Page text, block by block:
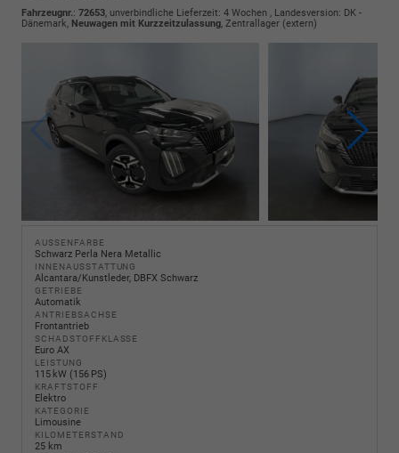
Fahrzeugnr.: 72653, unverbindliche Lieferzeit: 4 Wochen , Landesversion: DK -
Dänemark, Neuwagen mit Kurzzeitzulassung, Zentrallager (extern)
AUSSENFARBE
Schwarz Perla Nera Metallic
INNENAUSSTATTUNG
Alcantara/Kunstleder, DBFX Schwarz
GETRIEBE
Automatik
ANTRIEBSACHSE
Frontantrieb
SCHADSTOFFKLASSE
Euro AX
LEISTUNG
115 kW (156 PS)
KRAFTSTOFF
Elektro
KATEGORIE
Limousine
KILOMETERSTAND
25 km